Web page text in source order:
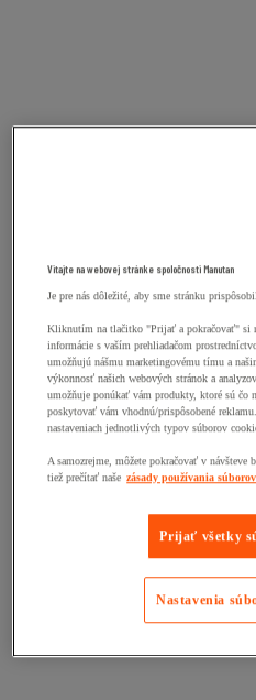
Vitajte na webovej stránke spoločnosti Manutan
Je pre nás dôležité, aby sme stránku
Kliknutím na tlačitko "Prijať a pokračovať" si
informácie s vaším prehliadačom
umožňujú nášmu marketingovému tímu a
výkonnosť našich webových stránok a
umožňuje ponúkať vám produkty, ktoré sú čo
poskytovať vám vhodnú/prispôsobené
nastaveniach jednotlivých typov súborov
A samozrejme, môžete pokračovať v návšteve
tiež prečítať naše zásady používania
Prijať všetky
Nastavenia